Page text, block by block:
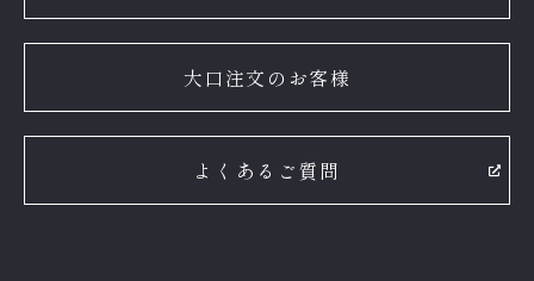
大口注文のお客様
よくあるご質問